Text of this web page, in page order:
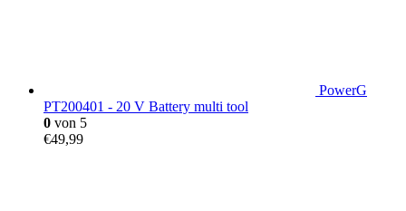
PowerG
PT200401 - 20 V Battery multi tool
0 von 5
€49,99